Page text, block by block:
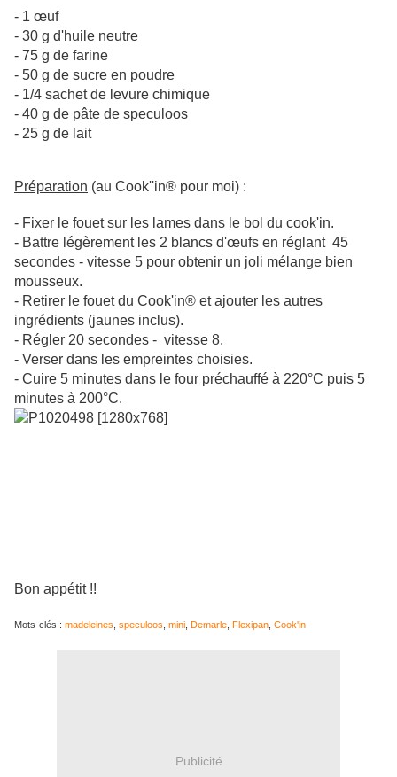
- 1 œuf
- 30 g d'huile neutre
- 75 g de farine
- 50 g de sucre en poudre
- 1/4 sachet de levure chimique
- 40 g de pâte de speculoos
- 25 g de lait
Préparation (au Cook''in® pour moi) :
- Fixer le fouet sur les lames dans le bol du cook'in.
- Battre légèrement les 2 blancs d'œufs en réglant 45
secondes - vitesse 5 pour obtenir un joli mélange bien
mousseux.
- Retirer le fouet du Cook'in® et ajouter les autres
ingrédients (jaunes inclus).
- Régler 20 secondes - vitesse 8.
- Verser dans les empreintes choisies.
- Cuire 5 minutes dans le four préchauffé à 220°C puis 5
minutes à 200°C.
Bon appétit !!
Mots-clés : madeleines speculoos mini Demarle Flexipan Cook'in
Publicité